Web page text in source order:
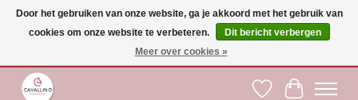
Gratis verzending vanaf €75 binnen BE - vanaf €100 naar EU | Voor 17:00 besteld is
dezelfde dag verzonden | Klantendienst: +32 (0)51 21 27 00 |
Verlanglijst
Door het gebruiken van onze website, ga je akkoord met het gebruik van
cookies om onze website te verbeteren.
Dit bericht verbergen
Meer over cookies »